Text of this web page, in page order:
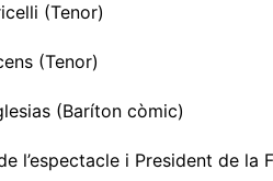
(Tenor)
(Tenor)
(Baríton còmic)
l’espectacle i President de la